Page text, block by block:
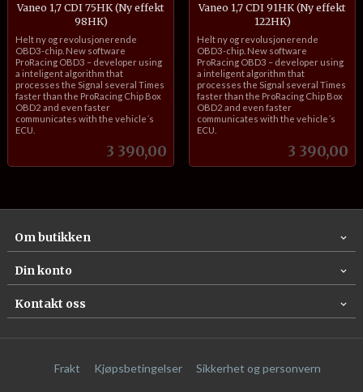
Vaneo 1,7 CDI 75HK (Ny effekt
98HK)
Pris
3 390,00
inkl.
mva.
Helt ny og revolusjonerende
OBD3-chip. New software
ProRacing OBD3 – developer using
a inteligent algorithm that
processes the Signal several Times
faster than the ProRacing Chip Box
OBD2 and even faster
communicates with the vehicle´s
ECU.
Vaneo 1,7 CDI 91HK (Ny effekt
122HK)
Pris
3 390,00
inkl.
mva.
Helt ny og revolusjonerende
OBD3-chip. New software
ProRacing OBD3 – developer using
a inteligent algorithm that
processes the Signal several Times
faster than the ProRacing Chip Box
OBD2 and even faster
communicates with the vehicle´s
ECU.
Om butikken
Din konto
Kontakt oss
Frakt Kjøpsbetingelser Sikkerhet og personvern